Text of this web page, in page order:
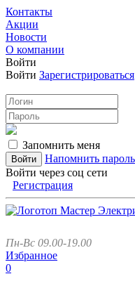
Контакты
Акции
Новости
О компании
Войти
Войти Зарегистрироваться
Запомнить меня
Напомнить пароль
Войти через соц сети
Регистрация
Пн-Вс 09.00-19.00
Избранное
0